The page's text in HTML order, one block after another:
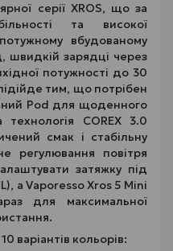
серії XROS, що за
та високої
вбудованому
швидкій зарядці через
потужності до 30
тим, що потрібен
Pod для щоденного
технологія COREX 3.0
смак і стабільну
регулювання повітря
затяжку під
а Vaporesso Xros 5 Mini
для максимальної
варіантів кольорів: